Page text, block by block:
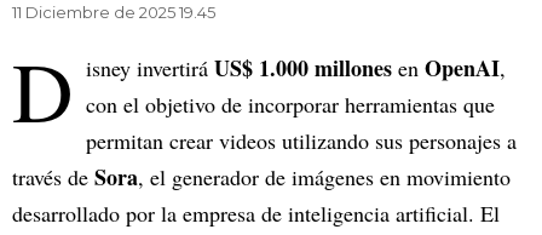
11 Diciembre de 2025 19.45
D isney invertirá US$ 1.000 millones en OpenAI,
con el objetivo de incorporar herramientas que
permitan crear videos utilizando sus personajes a
través de Sora, el generador de imágenes en movimiento
desarrollado por la empresa de inteligencia artificial. El